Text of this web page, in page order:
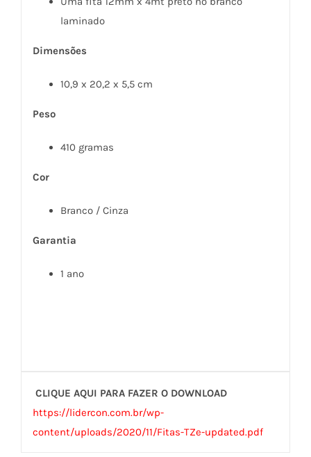
laminado
Dimensões
10,9 x 20,2 x 5,5 cm
Peso
410 gramas
Cor
Branco / Cinza
Garantia
1 ano
CLIQUE AQUI PARA FAZER O DOWNLOAD
https://lidercon.com.br/wp-
content/uploads/2020/11/Fitas-TZe-updated.pdf